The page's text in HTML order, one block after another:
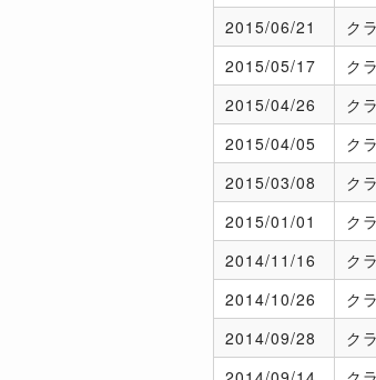
2015/06/21 ク
2015/05/17 ク
2015/04/26 ク
2015/04/05 ク
2015/03/08 ク
2015/01/01 ク
2014/11/16 ク
2014/10/26 ク
2014/09/28 ク